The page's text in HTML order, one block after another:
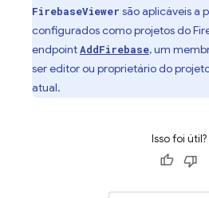
FirebaseViewer são aplicáveis a
configurados como projetos do
endpointAddFirebase, um
ser editor ou proprietário do
atual.
Isso foi útil?